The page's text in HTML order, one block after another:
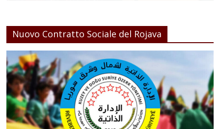
Nuovo Contratto Sociale del Rojava